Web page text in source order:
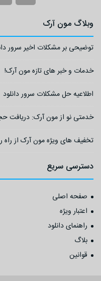
وبلاگ مون آرک
توضیحی بر مشکلات اخیر سرور
خدمات و خبر های تازه مون آرک!
اطلاعیه حل مشکلات سرور دانلود
خدمتی نو از مون آرک:
تخفیف های ویژه مون آرک از راه
دسترسی سریع
صفحه اصلی
اعتبار ویژه
راهنمای دانلود
بلاگ
قوانین